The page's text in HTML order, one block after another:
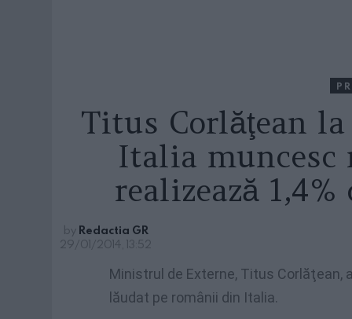
Titus Corlăţean
Italia muncesc
realizează
by Redactia GR
29/01/2014, 13:52
Ministrul de Externe, Titus Corlăţean,
lăudat pe românii din Italia.